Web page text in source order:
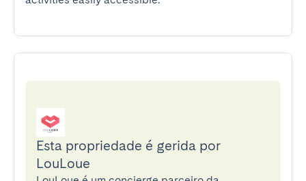
Esta propriedade é gerida por
LouLoue